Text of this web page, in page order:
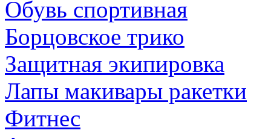
Обувь спортивная
Борцовское трико
Защитная экипировка
Лапы макивары ракетки
Фитнес